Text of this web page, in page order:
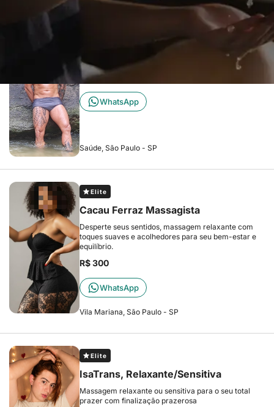
Massagem Relaxante, Terapêutica (alívio de dores),
Desportiva, tântrica e Nuru.
R$ 200
WhatsApp
Saúde, São Paulo - SP
Elite
Cacau Ferraz Massagista
Desperte seus sentidos, massagem relaxante com
toques suaves e acolhedores para seu bem-estar e
equilíbrio.
R$ 300
WhatsApp
Vila Mariana, São Paulo - SP
Elite
IsaTrans, Relaxante/Sensitiva
Massagem relaxante ou sensitiva para o seu total
prazer com finalização prazerosa